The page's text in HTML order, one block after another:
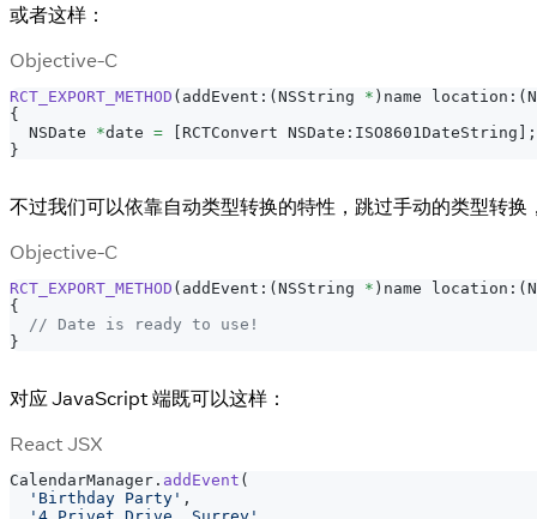
或者这样：
Objective-C
RCT_EXPORT_METHOD ( addEvent : ( NSString * ) name location : (
{
  NSDate
*date = RCTConvert NSDate : ISO8601DateString
;
}
不过我们可以依靠自动类型转换的特性，跳过手动的类型转换
Objective-C
RCT_EXPORT_METHOD ( addEvent : ( NSString * ) name location : (
{
// Date is ready to use!
}
对应 JavaScript 端既可以这样：
React JSX
CalendarManager . addEvent (
'Birthday Party' ,